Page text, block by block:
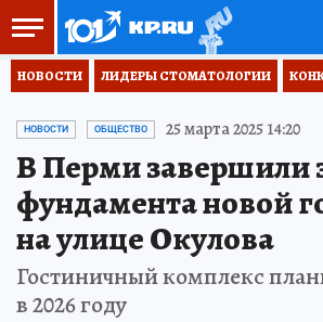
НОВОСТИ ЛИДЕРЫ СТОМАТОЛОГИИ
НОВОСТИ ОБЩЕСТВО 25 марта 2025 14:20
В Перми завершили
фундамента новой
на улице Окулова
Гостиничный комплекс
в 2026 году